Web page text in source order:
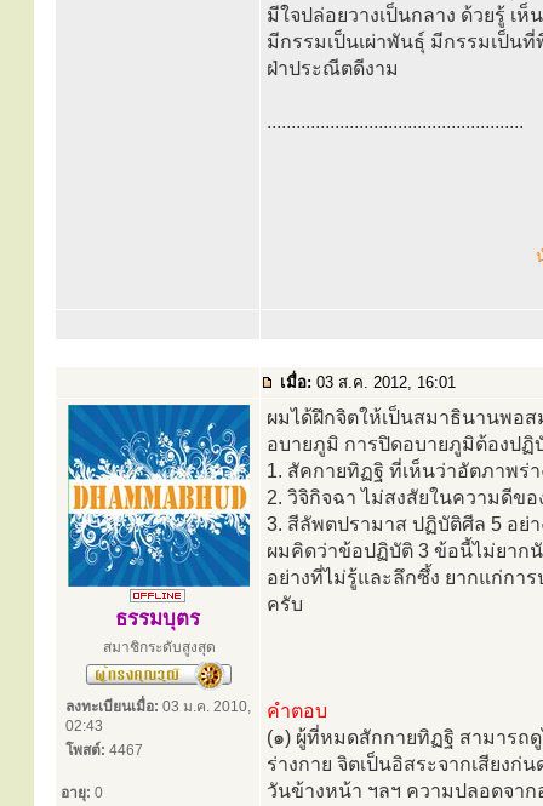
มีใจปล่อยวางเป็นกลาง ด้วยรู้ เ
มีกรรมเป็นเผ่าพันธุ์ มีกรรมเป็น
ฝ่าประณีตดีงาม
.....................................................
เมื่อ: 03 ส.ค. 2012, 16:01
ธรรมบุตร
สมาชิกระดับสูงสุด
ลงทะเบียนเมื่อ: 03 ม.ค. 2010,
02:43
โพสต์: 4467
อายุ: 0
ผมได้ฝึกจิตให้เป็นสมาธินานพอ
อบายภูมิ การปิดอบายภูมิต้องปฏิ
1. สัคกายทิฏฐิ ที่เห็นว่าอัตภาพร่า
2. วิจิกิจฉา ไม่สงสัยในความดีขอ
3. สีลัพตปรามาส ปฏิบัติศีล 5 อย่า
ผมคิดว่าข้อปฏิบัติ 3 ข้อนี้ไม่ยาก
อย่างที่ไม่รู้และลึกซึ้ง ยากแก่กา
ครับ
คำตอบ
(๑) ผู้ที่หมดสักกายทิฏฐิ สามารถ
ร่างกาย จิตเป็นอิสระจากเสียง
วันข้างหน้า ฯลฯ ความปลอดจา